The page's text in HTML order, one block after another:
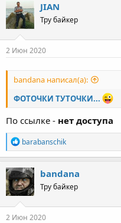
t
i
o
n
s
JIAN
Тру байкер
2 Июн 2020
bandana написал(а):
ФОТОЧКИ ТУТОЧКИ...
По ссылке - нет доступа
R
e
a
c
t
i
o
n
s
barabanschik
bandana
Тру байкер
2 Июн 2020